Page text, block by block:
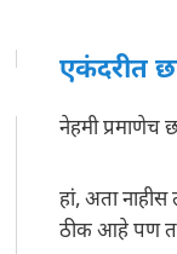
एकंदरीत
नेहमी प्रमाणेच
हां, अता
ठीक आहे पण